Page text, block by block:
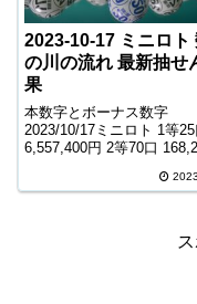
2023-10-17 ミニロト
の川の流れ 最新抽せ
果
本数字とボーナス数字
2023/10/17ミニロト 1等25
6,557,400円 2等70口
900円 ＊抽せんの結果は